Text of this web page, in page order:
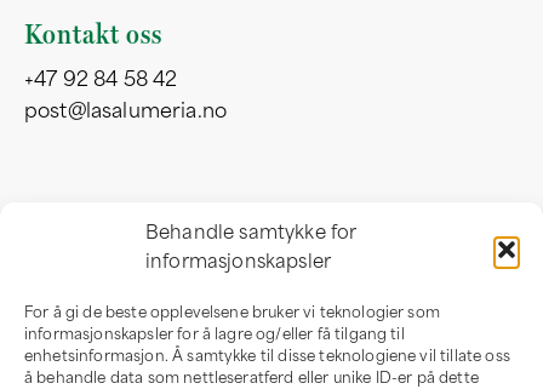
Behandle samtykke for
informasjonskapsler
For å gi de beste opplevelsene bruker vi teknologier som
informasjonskapsler for å lagre og/eller få tilgang til
enhetsinformasjon. Å samtykke til disse teknologiene vil tillate oss
å behandle data som nettleseratferd eller unike ID-er på dette
Kontakt oss
+47 92 84 58 42
post@lasalumeria.no
Professor Birkelandsvei 32 b
1081 Oslo
Norge